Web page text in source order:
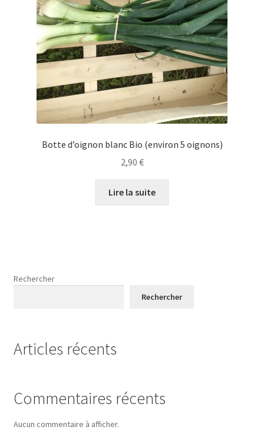
Botte d’oignon blanc Bio (environ 5 oignons)
2,90 €
Lire la suite
Rechercher
Rechercher
Articles récents
Commentaires récents
Aucun commentaire à afficher.